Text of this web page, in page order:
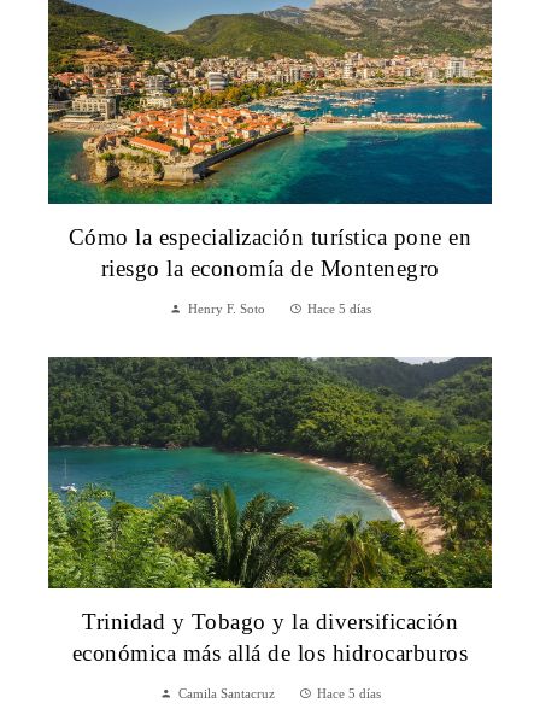
Cómo la especialización turística pone en
riesgo la economía de Montenegro
Henry F. Soto Hace 5 días
Trinidad y Tobago y la diversificación
económica más allá de los hidrocarburos
Camila Santacruz Hace 5 días